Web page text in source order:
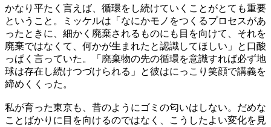
かなり平たく言えば、循環をし続けていくことがとても重要
ということ。ミッケルは「なにかモノをつくるプロセスがあ
ったときに、細かく廃棄されるものにも目を向けて、それを
廃棄ではなくて、何かが生まれたと認識してほしい」と口酸
っぱく言っていた。「廃棄物の先の循環を意識すれば必ず地
球は存在し続けつづけられる」と彼はにっこり笑顔で講義を
締めくくった。
私が育った東京も、昔のようにゴミの匂いはしない。だめな
ことばかりに目を向けるのではなく、こうしたよい変化を見